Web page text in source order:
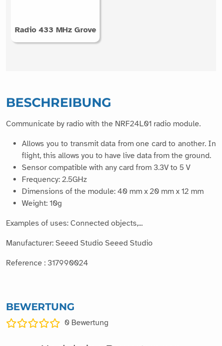
Radio 433 MHz Grove
BESCHREIBUNG
Communicate by radio with the NRF24L01 radio module.
Allows you to transmit data from one card to another. In
flight, this allows you to have live data from the ground.
Sensor compatible with any card from 3.3V to 5 V
Frequency: 2.5GHz
Dimensions of the module: 40 mm x 20 mm x 12 mm
Weight: 10g
Examples of uses: Connected objects,...
Manufacturer: Seeed Studio Seeed Studio
Reference : 317990024
BEWERTUNG
0 Bewertung